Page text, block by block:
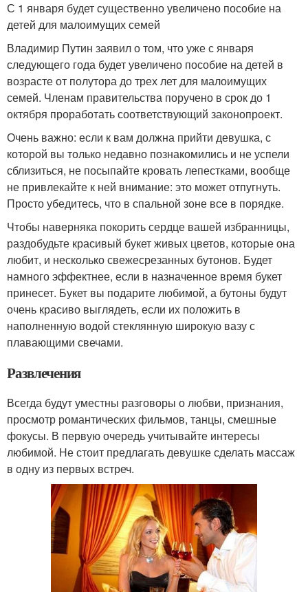
С 1 января будет существенно увеличено пособие на
детей для малоимущих семей
Владимир Путин заявил о том, что уже с января
следующего года будет увеличено пособие на детей в
возрасте от полутора до трех лет для малоимущих
семей. Членам правительства поручено в срок до 1
октября проработать соответствующий законопроект.
Очень важно: если к вам должна прийти девушка, с
которой вы только недавно познакомились и не успели
сблизиться, не посыпайте кровать лепестками, вообще
не привлекайте к ней внимание: это может отпугнуть.
Просто убедитесь, что в спальной зоне все в порядке.
Чтобы наверняка покорить сердце вашей избранницы,
раздобудьте красивый букет живых цветов, которые она
любит, и несколько свежесрезанных бутонов. Будет
намного эффектнее, если в назначенное время букет
принесет. Букет вы подарите любимой, а бутоны будут
очень красиво выглядеть, если их положить в
наполненную водой стеклянную широкую вазу с
плавающими свечами.
Развлечения
Всегда будут уместны разговоры о любви, признания,
просмотр романтических фильмов, танцы, смешные
фокусы. В первую очередь учитывайте интересы
любимой. Не стоит предлагать девушке сделать массаж
в одну из первых встреч.